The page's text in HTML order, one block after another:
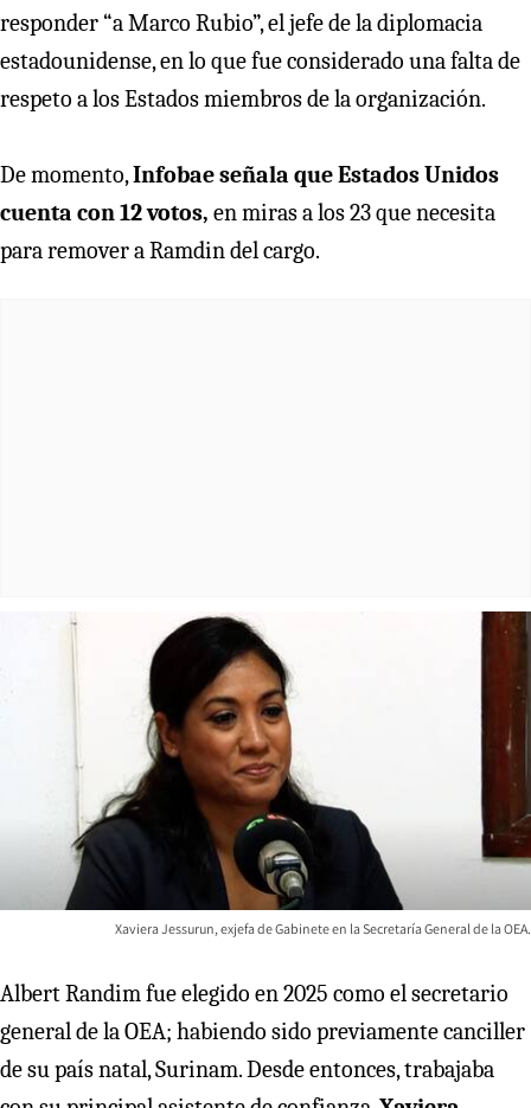
responder “a Marco Rubio”, el jefe de la diplomacia
estadounidense, en lo que fue considerado una falta de
respeto a los Estados miembros de la organización.
De momento,Infobae señala que Estados Unidos
cuenta con 12 votos, en miras a los 23 que necesita
para remover a Ramdin del cargo.
Xaviera Jessurun, exjefa de Gabinete en la Secretaría General de la OEA.
Albert Randim fue elegido en 2025 como el secretario
general de la OEA; habiendo sido previamente canciller
de su país natal, Surinam. Desde entonces, trabajaba